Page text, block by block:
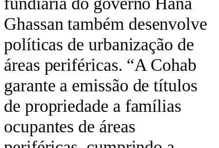
Ghassan também desenvolve
políticas de urbanização de
áreas periféricas. “A Cohab
garante a emissão de títulos
de propriedade a famílias
ocupantes de áreas